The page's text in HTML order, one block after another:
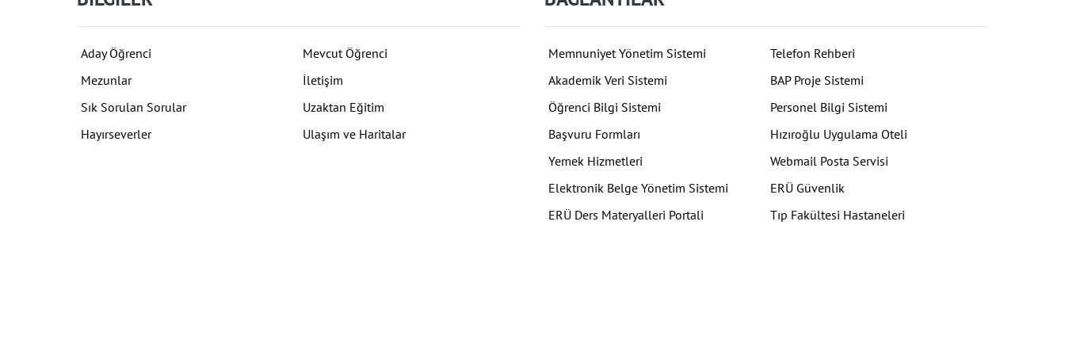
Aday Öğrenci
Mevcut Öğrenci
Mezunlar
İletişim
Sık Sorulan Sorular
Uzaktan Eğitim
Hayırseverler
Ulaşım ve Haritalar
Memnuniyet Yönetim Sistemi
Telefon Rehberi
Akademik Veri Sistemi
BAP Proje Sistemi
Öğrenci Bilgi Sistemi
Personel Bilgi Sistemi
Başvuru Formları
Hızıroğlu Uygulama Oteli
Yemek Hizmetleri
Webmail Posta Servisi
Elektronik Belge Yönetim Sistemi
ERÜ Güvenlik
ERÜ Ders Materyalleri Portali
Tıp Fakültesi Hastaneleri